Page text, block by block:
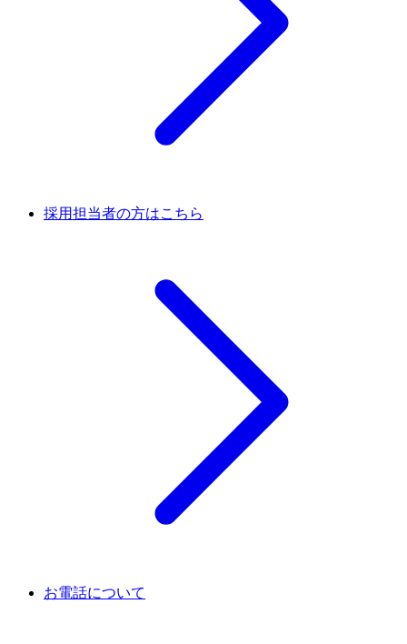
採用担当者の方はこちら
お電話について